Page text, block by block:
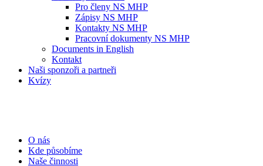
Pro členy NS MHP
Zápisy NS MHP
Kontakty NS MHP
Pracovní dokumenty NS MHP
Documents in English
Kontakt
Naši sponzoři a partneři
Kvízy
O nás
Kde působíme
Naše činnosti